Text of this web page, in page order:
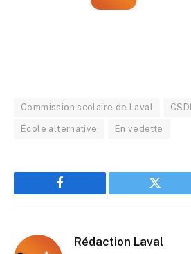
Commission scolaire de Laval CSDL
École alternative En vedette
Facebook Twitter
Rédaction Laval